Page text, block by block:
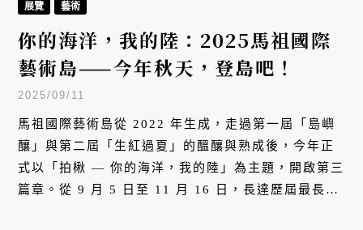
展覽 藝術
你的海洋，我的陸：2025馬祖國際
藝術島——今年秋天，登島吧！
2025/09/11
馬祖國際藝術島從 2022 年生成，走過第一屆「島嶼
釀」與第二屆「生紅過夏」的醞釀與熟成後，今年正
式以「拍楸 — 你的海洋，我的陸」為主題，開啟第三
篇章。從 9 月 5 日至 11 月 16 日，長達歷屆最長的